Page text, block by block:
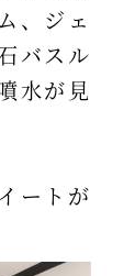
、ジェ
バスル
水が見
ートが